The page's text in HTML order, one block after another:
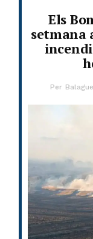
Els
setmana
Per